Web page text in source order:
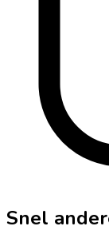
Snel